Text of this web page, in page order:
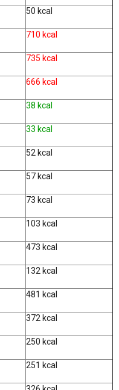
50 kcal
710 kcal
735 kcal
666 kcal
38 kcal
33 kcal
52 kcal
57 kcal
73 kcal
103 kcal
473 kcal
132 kcal
481 kcal
372 kcal
250 kcal
251 kcal